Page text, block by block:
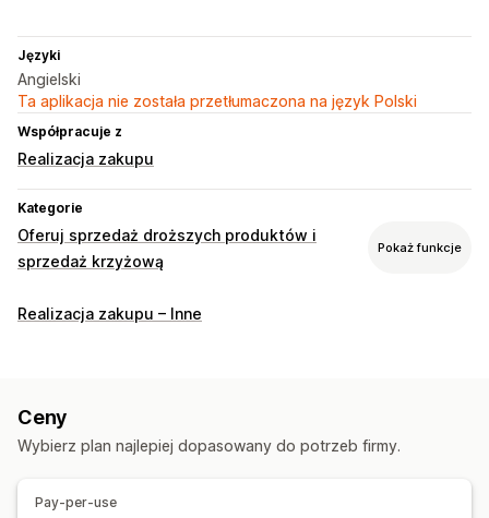
Języki
Angielski
Ta aplikacja nie została przetłumaczona na język Polski
Współpracuje z
Realizacja zakupu
Kategorie
Oferuj sprzedaż droższych produktów i
sprzedaż krzyżową
Pokaż funkcje
Dostosowanie
Oferty i rekomendacje
Rekomendacje produktów
Często kupowane razem
Skuteczność rekomendacji
Realizacja zakupu – Inne
Ceny
Wybierz plan najlepiej dopasowany do potrzeb firmy.
Pay-per-use